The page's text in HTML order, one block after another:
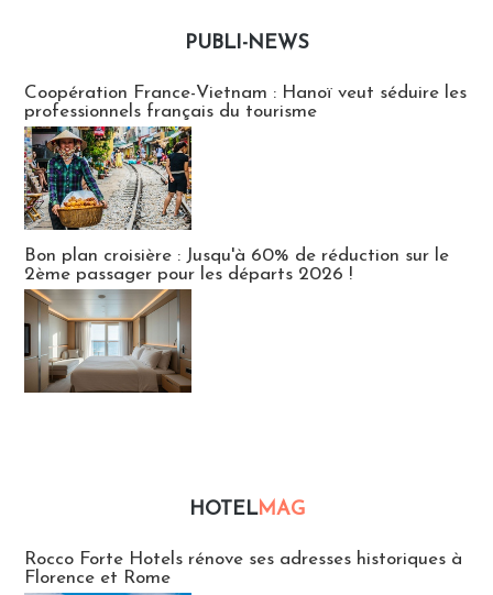
PUBLI-NEWS
Coopération France-Vietnam : Hanoï veut séduire les
professionnels français du tourisme
Bon plan croisière : Jusqu'à 60% de réduction sur le
2ème passager pour les départs 2026 !
HOTELMAG
Rocco Forte Hotels rénove ses adresses historiques à
Florence et Rome